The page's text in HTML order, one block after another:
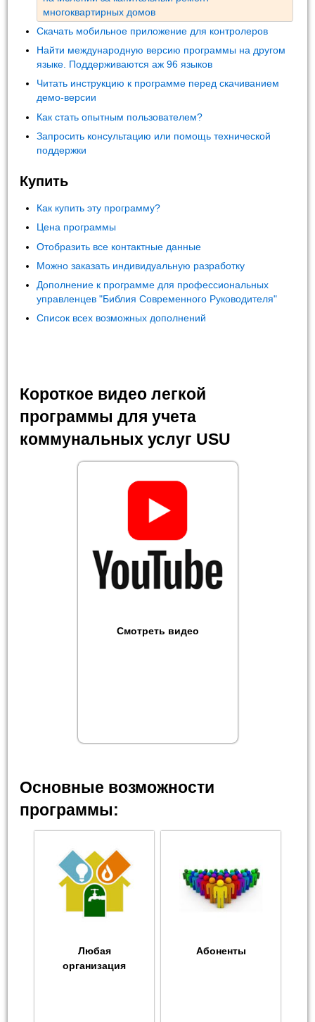
многоквартирных домов
Скачать мобильное приложение для контролеров
Найти международную версию программы на другом
языке. Поддерживаются аж 96 языков
Читать инструкцию к программе перед скачиванием
демо-версии
Как стать опытным пользователем?
Запросить консультацию или помощь технической
поддержки
Купить
Как купить эту программу?
Цена программы
Отобразить все контактные данные
Можно заказать индивидуальную разработку
Дополнение к программе для профессиональных
управленцев "Библия Современного Руководителя"
Список всех возможных дополнений
Короткое видео легкой
программы для учета
коммунальных услуг USU
Смотреть видео
Основные возможности
программы:
Любая
организация
Абоненты